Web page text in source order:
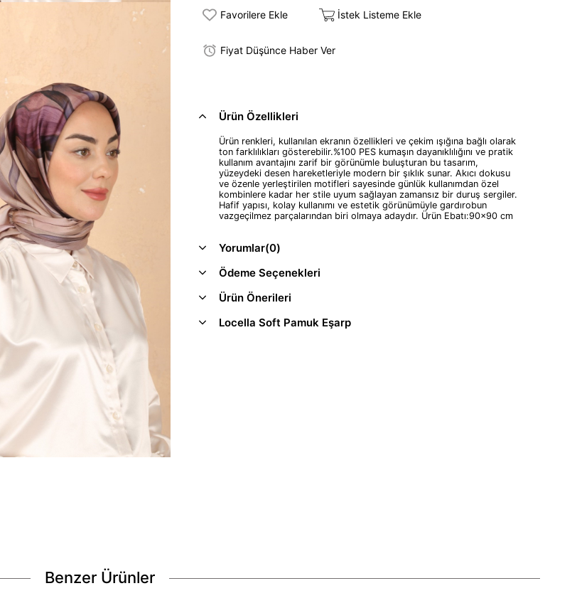
Favorilere Ekle İstek Listeme Ekle
Fiyat Düşünce Haber Ver
Ürün Özellikleri
Ürün renkleri, kullanılan ekranın özellikleri ve çekim ışığına bağlı olarak
ton farklılıkları gösterebilir.%100 PES kumaşın dayanıklılığını ve pratik
kullanım avantajını zarif bir görünümle buluşturan bu tasarım,
yüzeydeki desen hareketleriyle modern bir şıklık sunar. Akıcı dokusu
ve özenle yerleştirilen motifleri sayesinde günlük kullanımdan özel
kombinlere kadar her stile uyum sağlayan zamansız bir duruş sergiler.
Hafif yapısı, kolay kullanımı ve estetik görünümüyle gardırobun
vazgeçilmez parçalarından biri olmaya adaydır. Ürün Ebatı:90x90 cm
Yorumlar(0)
Ödeme Seçenekleri
Ürün Önerileri
Locella Soft Pamuk Eşarp
Benzer Ürünler